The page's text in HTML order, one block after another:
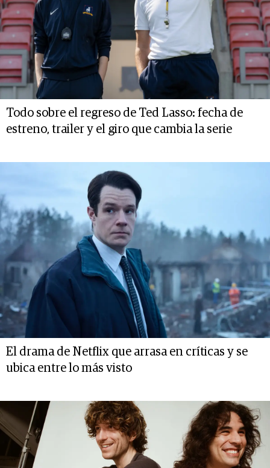
Todo sobre el regreso de Ted Lasso: fecha de
estreno, trailer y el giro que cambia la serie
El drama de Netflix que arrasa en críticas y se
ubica entre lo más visto